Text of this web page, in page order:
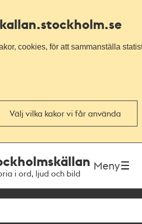
.stockholm.se
cookies, för att sammanställa
Välj vilka kakor vi får använda
i ord, ljud och bild
Meny